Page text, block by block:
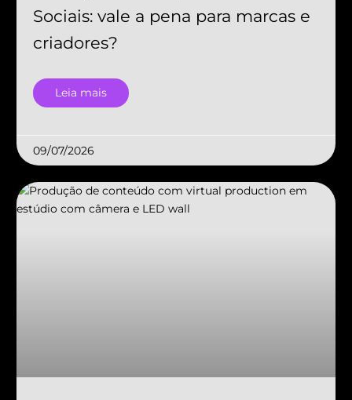
Sociais: vale a pena para marcas e
criadores?
Leia mais
09/07/2026